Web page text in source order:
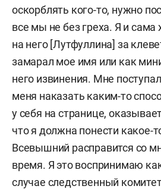
оскорблять кого-то, нужно
все мы не без греха. Я и сама
на него [Лутфуллина] за
замарал мое имя или как
него извинения. Мне
меня наказать каким-то
у себя на странице,
что я должна понести какое-
Всевышний расправится со
время. Я это воспринимаю
случае следственный